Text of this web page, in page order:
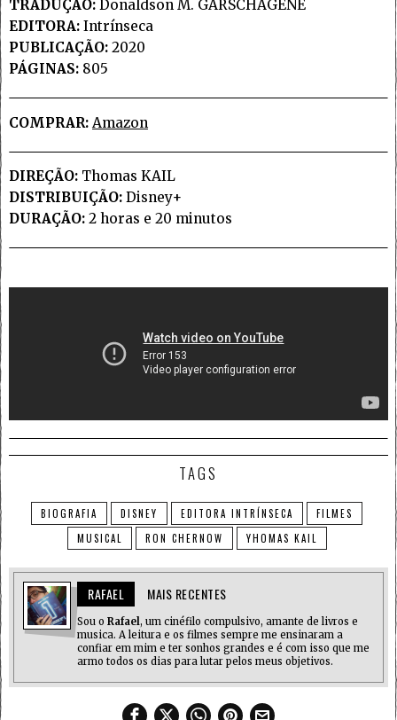
TRADUÇÃO: Donaldson M. GARSCHAGENE
EDITORA: Intrínseca
PUBLICAÇÃO: 2020
PÁGINAS: 805
COMPRAR: Amazon
DIREÇÃO: Thomas KAIL
DISTRIBUIÇÃO: Disney+
DURAÇÃO: 2 horas e 20 minutos
TAGS
BIOGRAFIA DISNEY EDITORA INTRÍNSECA
FILMES
MUSICAL
RON CHERNOW YHOMAS KAIL
RAFAEL MAIS RECENTES
Sou o Rafael, um cinéfilo compulsivo, amante de livros e
musica. A leitura e os filmes sempre me ensinaram a
confiar em mim e ter sonhos grandes e é com isso que me
armo todos os dias para lutar pelos meus objetivos.